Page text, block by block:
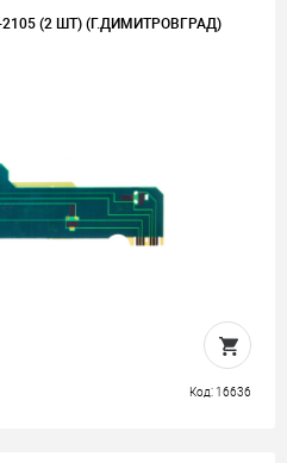
(2 ШТ) (Г.ДИМИТРОВГРАД)
Код: 16636